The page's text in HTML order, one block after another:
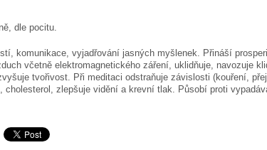
dle pocitu.
komunikace, vyjadřování jasných myšlenek. Přináší
včetně elektromagnetického záření, uklidňuje, navozuje
tvořivost. Při meditaci odstraňuje závislosti (kouření,
cholesterol, zlepšuje vidění a krevní tlak. Působí proti